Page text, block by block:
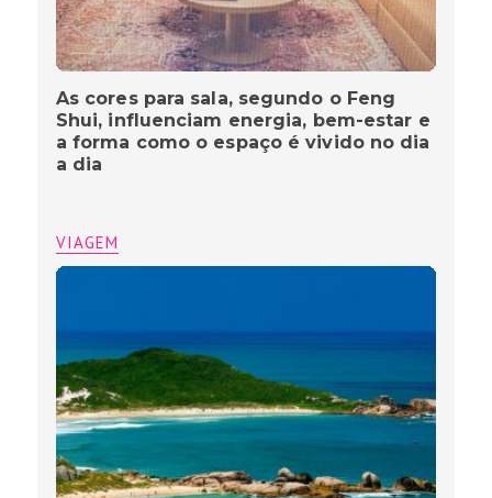
As cores para sala, segundo o Feng
Shui, influenciam energia, bem-estar e
a forma como o espaço é vivido no dia
a dia
VIAGEM